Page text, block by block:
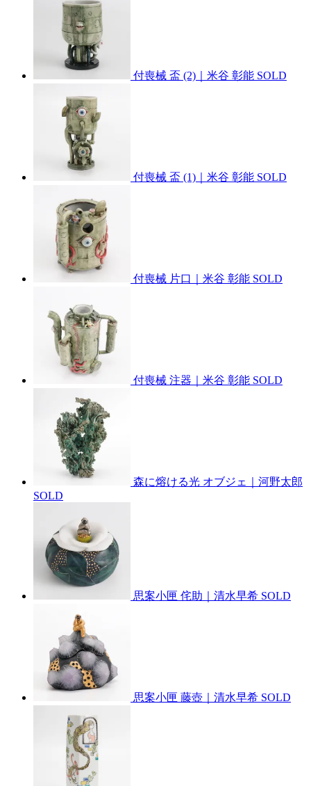
付喪械 盃 (2)｜米谷 彰能 SOLD
付喪械 盃 (1)｜米谷 彰能 SOLD
付喪械 片口｜米谷 彰能 SOLD
付喪械 注器｜米谷 彰能 SOLD
森に熔ける光 オブジェ｜河野太郎
SOLD
思案小匣 侘助｜清水早希 SOLD
思案小匣 藤壺｜清水早希 SOLD